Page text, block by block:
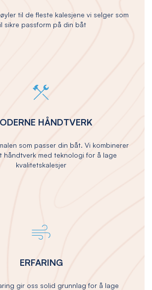
til de fleste kalesjene vi selger som
sikre passform på din båt
HÅNDTVERK
som passer din båt. Vi kombinerer
håndtverk med teknologi for å lage
kvalitetskalesjer
ERFARING
gir oss solid grunnlag for å lage